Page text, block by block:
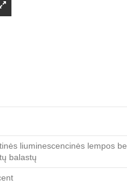
liuminescencinės lempos be
balastų